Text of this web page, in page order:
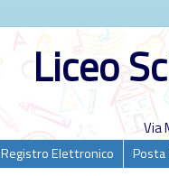
Liceo
Via
Registro Elettronico Posta